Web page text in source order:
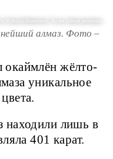
Wylezich/Shutterstock. No use without permission.
алмаз. Фото –
жёлто-
уникальное
находили лишь в
401 карат.